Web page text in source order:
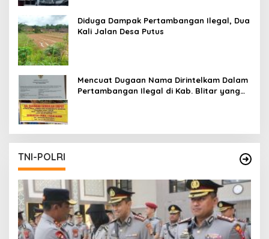
Diduga Dampak Pertambangan Ilegal, Dua
Kali Jalan Desa Putus
Mencuat Dugaan Nama Dirintelkam Dalam
Pertambangan Ilegal di Kab. Blitar yang
TNI-POLRI